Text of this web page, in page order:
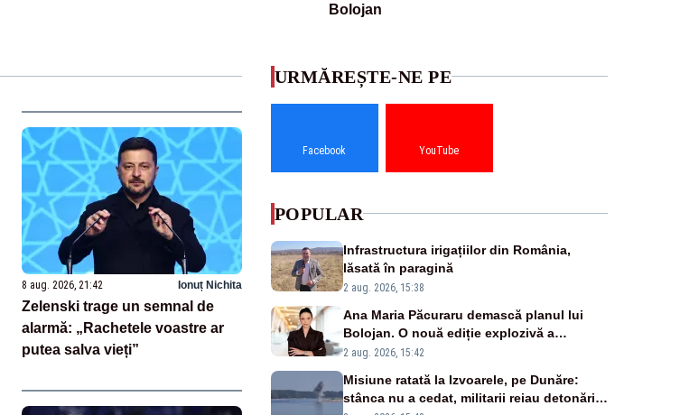
Bolojan
8 aug. 2026, 21:42 Ionuț Nichita
Zelenski trage un semnal de
alarmă: „Rachetele voastre ar
putea salva vieți”
URMĂREȘTE-NE PE
Facebook YouTube
POPULAR
Infrastructura irigațiilor din România,
lăsată în paragină
2 aug. 2026, 15:38
Ana Maria Păcuraru demască planul lui
Bolojan. O nouă ediție explozivă a
emisiunii „Miza Zilei” la Realitatea PLUS
2 aug. 2026, 15:42
Misiune ratată la Izvoarele, pe Dunăre:
stânca nu a cedat, militarii reiau detonările